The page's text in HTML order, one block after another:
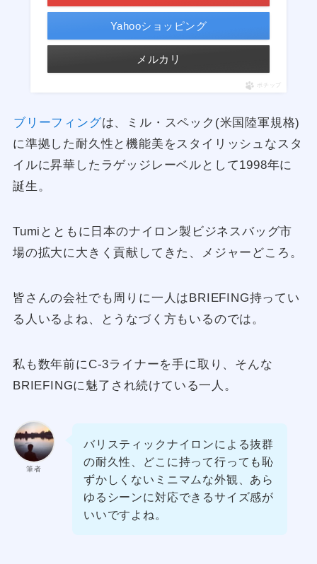
Yahooショッピング
メルカリ
ポチップ
ブリーフィングは、ミル・スペック(米国陸軍規格)
に準拠した耐久性と機能美をスタイリッシュなスタ
イルに昇華したラゲッジレーベルとして1998年に
誕生。
Tumiとともに日本のナイロン製ビジネスバッグ市
場の拡大に大きく貢献してきた、メジャーどころ。
皆さんの会社でも周りに一人はBRIEFING持ってい
る人いるよね、とうなづく方もいるのでは。
私も数年前にC-3ライナーを手に取り、そんな
BRIEFINGに魅了され続けている一人。
筆者
バリスティックナイロンによる抜群
の耐久性、どこに持って行っても恥
ずかしくないミニマムな外観、あら
ゆるシーンに対応できるサイズ感が
いいですよね。